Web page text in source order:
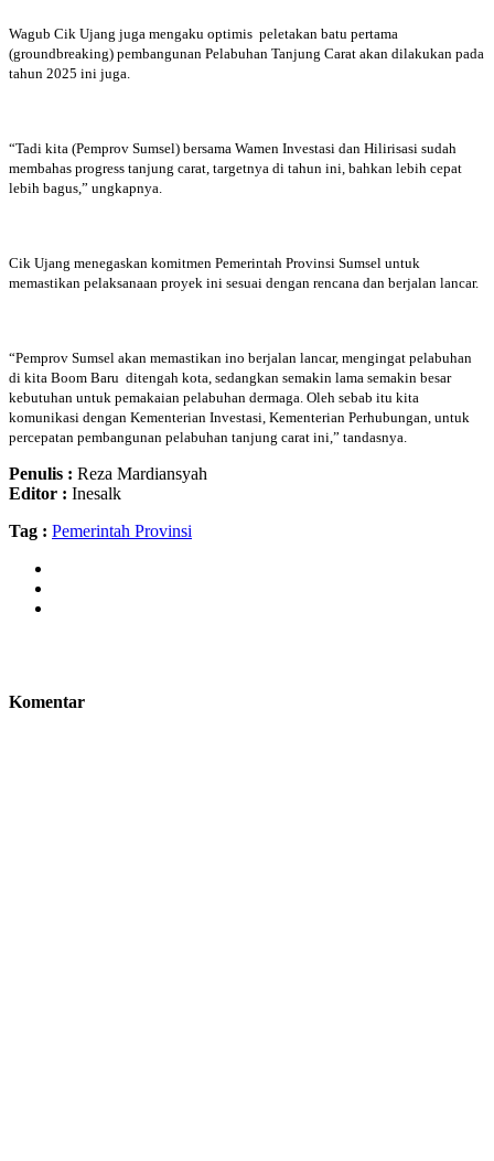
Wagub Cik Ujang juga mengaku optimis peletakan batu pertama
(groundbreaking) pembangunan Pelabuhan Tanjung Carat akan dilakukan pada
tahun 2025 ini juga.
“Tadi kita (Pemprov Sumsel) bersama Wamen Investasi dan Hilirisasi sudah
membahas progress tanjung carat, targetnya di tahun ini, bahkan lebih cepat
lebih bagus,” ungkapnya.
Cik Ujang menegaskan komitmen Pemerintah Provinsi Sumsel untuk
memastikan pelaksanaan proyek ini sesuai dengan rencana dan berjalan lancar.
“Pemprov Sumsel akan memastikan ino berjalan lancar, mengingat pelabuhan
di kita Boom Baru ditengah kota, sedangkan semakin lama semakin besar
kebutuhan untuk pemakaian pelabuhan dermaga. Oleh sebab itu kita
komunikasi dengan Kementerian Investasi, Kementerian Perhubungan, untuk
percepatan pembangunan pelabuhan tanjung carat ini,” tandasnya.
Penulis : Reza Mardiansyah
Editor : Inesalk
Tag : Pemerintah Provinsi
Komentar